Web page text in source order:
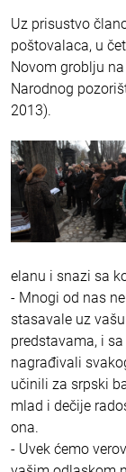
Uz prisustvo
poštovalaca, u
Novom groblju
Narodnog
2013).
elanu i snazi sa
- Mnogi od nas
stasavale uz
predstavama, i
nagrađivali
učinili za srpski
mlad i dečije
ona.
- Uvek ćemo